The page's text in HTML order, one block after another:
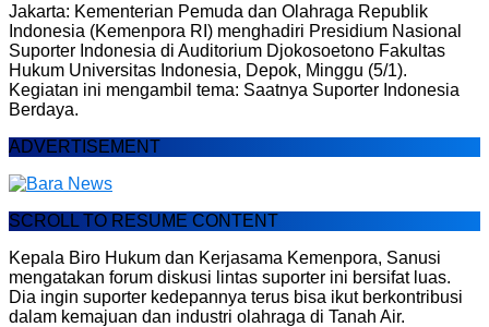
Jakarta: Kementerian Pemuda dan Olahraga Republik
Indonesia (Kemenpora RI) menghadiri Presidium Nasional
Suporter Indonesia di Auditorium Djokosoetono Fakultas
Hukum Universitas Indonesia, Depok, Minggu (5/1).
Kegiatan ini mengambil tema: Saatnya Suporter Indonesia
Berdaya.
ADVERTISEMENT
SCROLL TO RESUME CONTENT
Kepala Biro Hukum dan Kerjasama Kemenpora, Sanusi
mengatakan forum diskusi lintas suporter ini bersifat luas.
Dia ingin suporter kedepannya terus bisa ikut berkontribusi
dalam kemajuan dan industri olahraga di Tanah Air.